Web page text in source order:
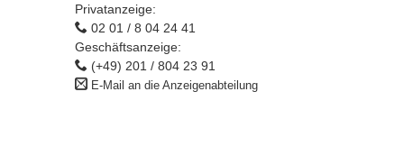
Privatanzeige:
02 01 / 8 04 24 41
Geschäftsanzeige:
(+49) 201 / 804 23 91
E-Mail an die Anzeigenabteilung